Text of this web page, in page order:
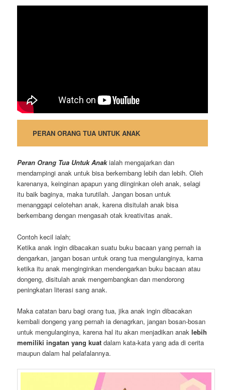
PERAN ORANG TUA UNTUK ANAK
Peran Orang Tua Untuk Anakialah mengajarkan dan
mendampingi anak untuk bisa berkembang lebih dan lebih. Oleh
karenanya, keinginan apapun yang diinginkan oleh anak, selagi
itu baik baginya, maka turutilah. Jangan bosan untuk
menanggapi celotehan anak, karena disitulah anak bisa
berkembang dengan mengasah otak kreativitas anak.
Contoh kecil ialah;
Ketika anak ingin dibacakan suatu buku bacaan yang pernah ia
dengarkan, jangan bosan untuk orang tua mengulanginya, karna
ketika itu anak menginginkan mendengarkan buku bacaan atau
dongeng, disitulah anak mengembangkan dan mendorong
peningkatan literasi sang anak.
Maka catatan baru bagi orang tua, jika anak ingin dibacakan
kembali dongeng yang pernah ia denagrkan, jangan bosan-bosan
untuk mengulanginya, karena hal itu akan menjadikan anak lebih
memiliki ingatan yang kuat dalam kata-kata yang ada di cerita
maupun dalam hal pelafalannya.